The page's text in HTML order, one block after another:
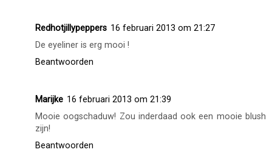
Redhotjillypeppers 16 februari 2013 om 21:27
De eyeliner is erg mooi !
Beantwoorden
Marijke 16 februari 2013 om 21:39
Mooie oogschaduw! Zou inderdaad ook een mooie blush
zijn!
Beantwoorden